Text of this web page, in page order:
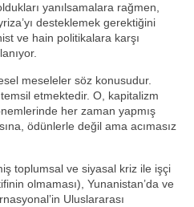
yanılsamalara rağmen,
desteklemek gerektiğini
ve hain politikalara karşı
meseleler söz konusudur.
etmektedir. O, kapitalizm
her zaman yapmış
ödünlerle değil ama acımasız
toplumsal ve siyasal kriz ile işçi
olmaması), Yunanistan’da ve
Uluslararası